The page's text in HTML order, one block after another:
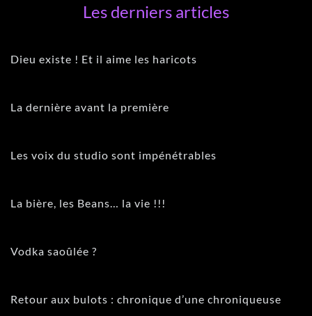
Les derniers articles
Dieu existe ! Et il aime les haricots
La dernière avant la première
Les voix du studio sont impénétrables
La bière, les Beans… la vie !!!
Vodka saoûlée ?
Retour aux bulots : chronique d’une chroniqueuse